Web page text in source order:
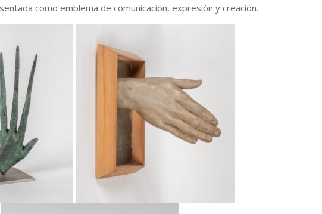
como emblema de comunicación, expresión y creación.